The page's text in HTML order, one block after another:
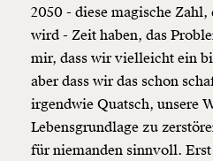
2050 - diese magische
wird - Zeit haben, das
mir, dass wir vielleicht ein
aber dass wir das schon
irgendwie Quatsch, unsere
Lebensgrundlage zu
für niemanden sinnvoll.